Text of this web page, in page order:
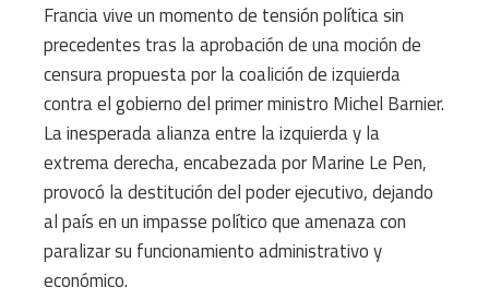
Francia vive un momento de tensión política sin
precedentes tras la aprobación de una moción de
censura propuesta por la coalición de izquierda
contra el gobierno del primer ministro Michel Barnier.
La inesperada alianza entre la izquierda y la
extrema derecha, encabezada por Marine Le Pen,
provocó la destitución del poder ejecutivo, dejando
al país en un impasse político que amenaza con
paralizar su funcionamiento administrativo y
económico.